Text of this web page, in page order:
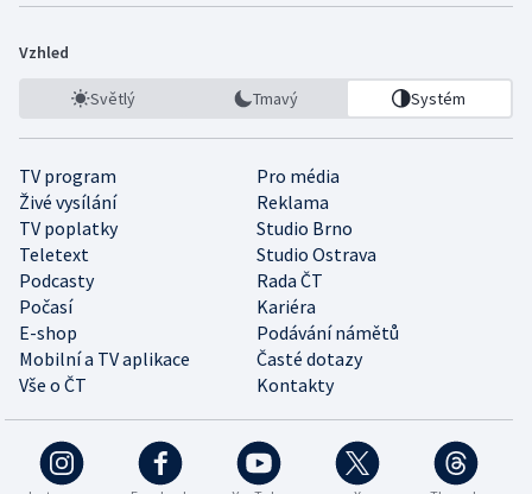
Vzhled
Světlý Tmavý Systém
TV program
Pro média
Živé vysílání
Reklama
TV poplatky
Studio Brno
Teletext
Studio Ostrava
Podcasty
Rada ČT
Počasí
Kariéra
E-shop
Podávání námětů
Mobilní a TV aplikace
Časté dotazy
Vše o ČT
Kontakty